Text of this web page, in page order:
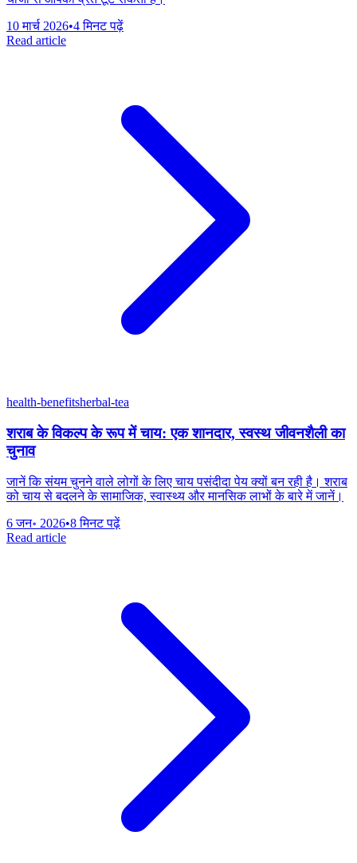
10 मार्च 2026•4 मिनट पढ़ें
Read article
health-benefitsherbal-tea
शराब के विकल्प के रूप में चाय: एक शानदार, स्वस्थ जीवनशैली का
चुनाव
जानें कि संयम चुनने वाले लोगों के लिए चाय पसंदीदा पेय क्यों बन रही है। शराब
को चाय से बदलने के सामाजिक, स्वास्थ्य और मानसिक लाभों के बारे में जानें।
6 जन॰ 2026•8 मिनट पढ़ें
Read article